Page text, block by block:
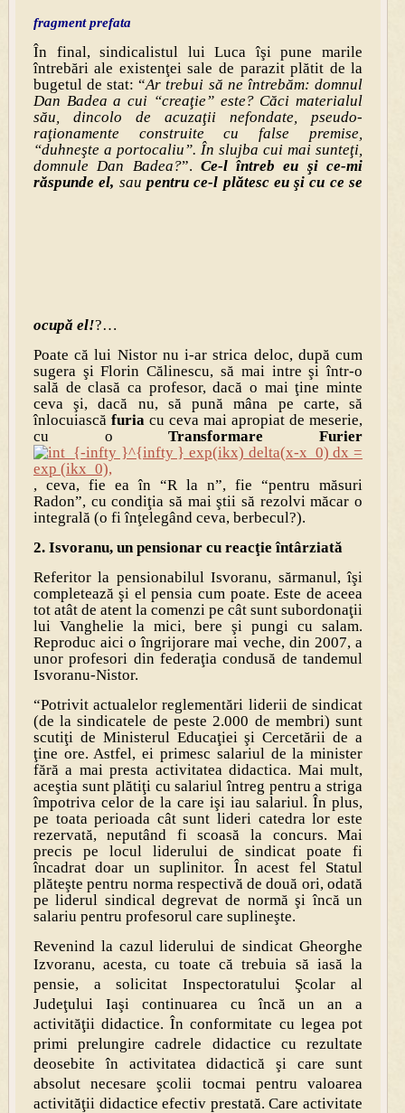
fragment prefata
În final, sindicalistul lui Luca îşi pune marile
întrebări ale existenţei sale de parazit plătit de la
bugetul de stat: “Ar trebui să ne întrebăm: domnul
Dan Badea a cui “creaţie” este? Căci materialul
său, dincolo de acuzaţii nefondate, pseudo-
raţionamente construite cu false premise,
“duhneşte a portocaliu”. În slujba cui mai sunteţi,
domnule Dan Badea?”. Ce-l întreb eu şi ce-mi
răspunde el, sau pentru ce-l plătesc eu şi cu ce se
ocupă el!?…
Poate că lui Nistor nu i-ar strica deloc, după cum
sugera şi Florin Călinescu, să mai intre şi într-o
sală de clasă ca profesor, dacă o mai ţine minte
ceva şi, dacă nu, să pună mâna pe carte, să
înlocuiască furiacu ceva mai apropiat de meserie,
cu oTransformare Furier
, ceva, fie ea în “R la n”, fie “pentru măsuri
Radon”, cu condiţia să mai ştii să rezolvi măcar o
integrală (o fi înţelegând ceva, berbecul?).
2. Isvoranu, un pensionar cu reacţie întârziată
Referitor la pensionabilul Isvoranu, sărmanul, îşi
completează şi el pensia cum poate. Este de aceea
tot atât de atent la comenzi pe cât sunt subordonaţii
lui Vanghelie la mici, bere şi pungi cu salam.
Reproduc aici o îngrijorare mai veche, din 2007, a
unor profesori din federaţia condusă de tandemul
Isvoranu-Nistor.
“Potrivit actualelor reglementări liderii de sindicat
(de la sindicatele de peste 2.000 de membri) sunt
scutiţi de Ministerul Educaţiei şi Cercetării de a
ţine ore. Astfel, ei primesc salariul de la minister
fără a mai presta activitatea didactica. Mai mult,
aceştia sunt plătiţi cu salariul întreg pentru a striga
împotriva celor de la care işi iau salariul. În plus,
pe toata perioada cât sunt lideri catedra lor este
rezervată, neputând fi scoasă la concurs. Mai
precis pe locul liderului de sindicat poate fi
încadrat doar un suplinitor. În acest fel Statul
plăteşte pentru norma respectivă de două ori, odată
pe liderul sindical degrevat de normă şi încă un
salariu pentru profesorul care suplineşte.
Revenind la cazul liderului de sindicat Gheorghe
Izvoranu, acesta, cu toate cătrebuia să iasă la
pensie, a solicitat Inspectoratului Şcolar al
Judeţului Iaşi continuarea cu încă un an a
activităţii didactice. În conformitate cu legea pot
primi prelungire cadrele didactice cu rezultate
deosebite în activitatea didactică şi care sunt
absolut necesare şcolii tocmai pentru valoarea
activităţii didactice efectiv prestată. Care activitate